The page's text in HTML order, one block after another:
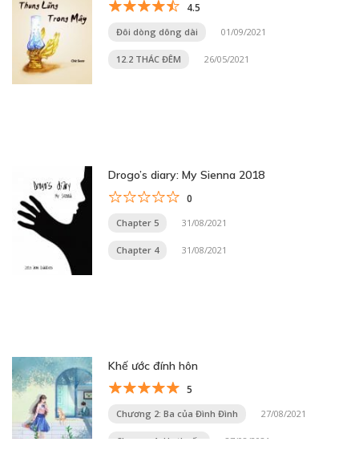
4.5
Đôi dòng dông dài 01/09/2021
12.2 THÁC ĐÊM 26/05/2021
Drogo’s diary: My Sienna 2018
0
Chapter 5 31/08/2021
Chapter 4 31/08/2021
Khế ước đính hôn
5
Chương 2: Ba của Đình Đình 27/08/2021
Chương 1: Hạ thuốc 27/08/2021